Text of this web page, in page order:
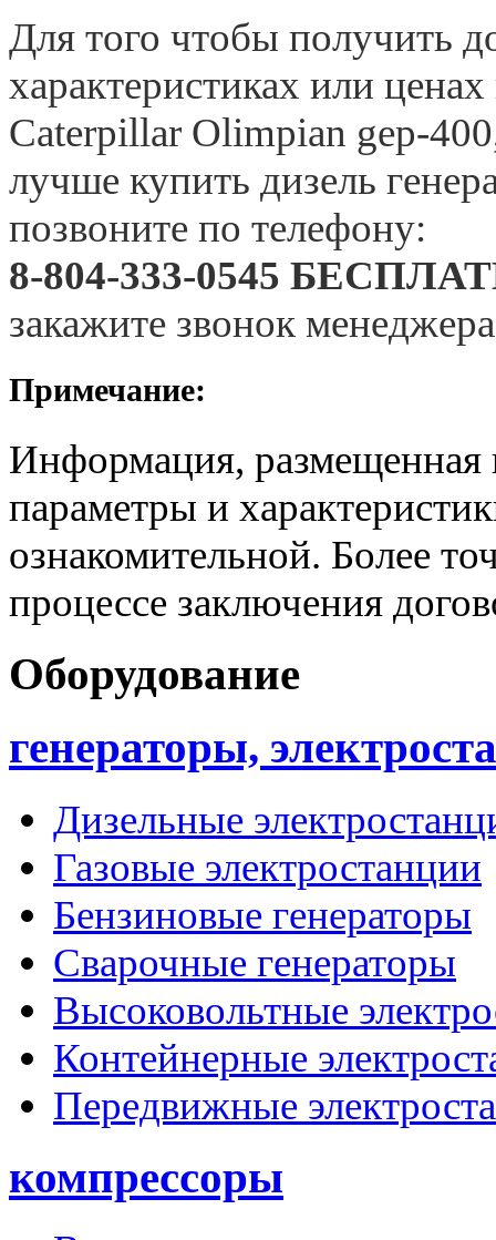
Для того чтобы получить
характеристиках или
Caterpillar Olimpian gep-
лучше купить дизель
позвоните по телефону:
8-804-333-0545
закажите звонок
Примечание:
Информация, размещенная
параметры и
ознакомительной. Более
процессе заключения
Оборудование
генераторы,
Дизельные
Газовые электростанции
Бензиновые генераторы
Сварочные генераторы
Высоковольтные
Контейнерные
Передвижные
компрессоры